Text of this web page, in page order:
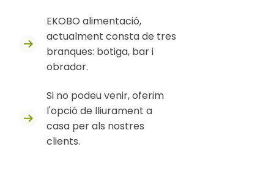
EKOBO alimentació,
actualment consta de tres
branques: botiga, bar i
obrador.
Si no podeu venir, oferim
l'opció de lliurament a
casa per als nostres
clients.